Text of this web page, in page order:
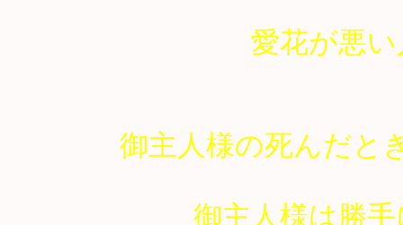
愛花が悪
御主人様の死んだと
御主人様は勝